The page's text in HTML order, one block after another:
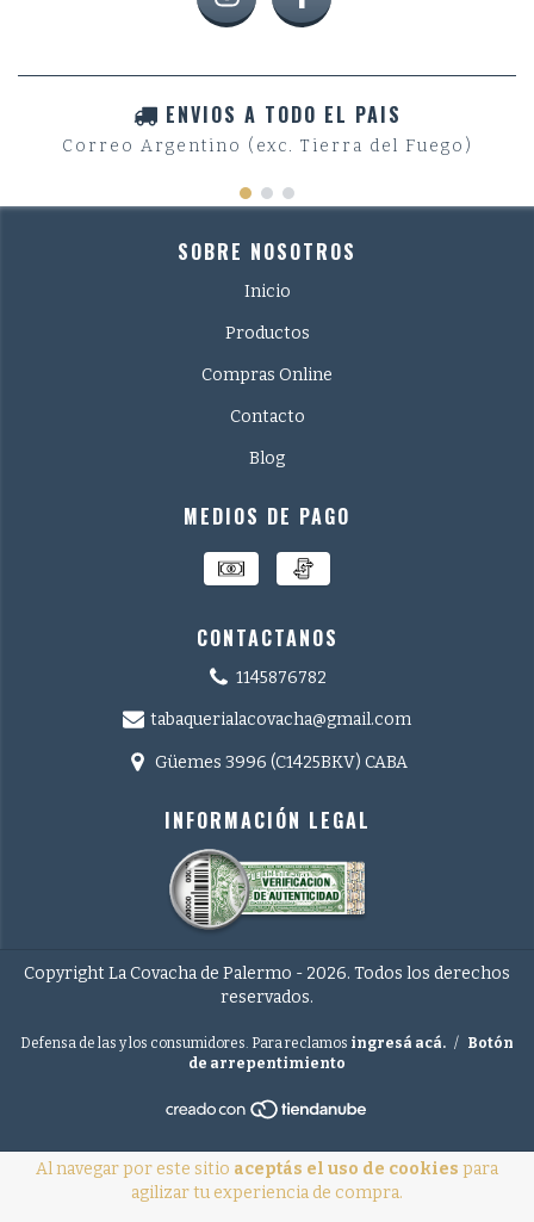
Al navegar por este sitio aceptás el uso de cookies para
agilizar tu experiencia de compra.
ENVIOS A TODO EL PAIS
Correo Argentino (exc. Tierra del Fuego)
SOBRE NOSOTROS
Inicio
Productos
Compras Online
Contacto
Blog
MEDIOS DE PAGO
CONTACTANOS
1145876782
tabaquerialacovacha@gmail.com
Güemes 3996 (C1425BKV) CABA
INFORMACIÓN LEGAL
Copyright La Covacha de Palermo - 2026. Todos los derechos
reservados.
Defensa de las y los consumidores. Para reclamos ingresá acá. / Botón
de arrepentimiento